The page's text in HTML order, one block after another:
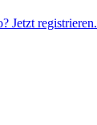
Jetzt registrieren.